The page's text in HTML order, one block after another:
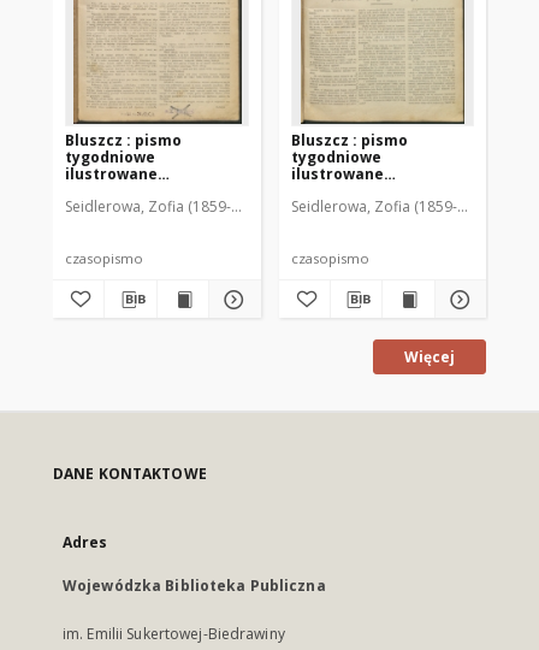
Bluszcz : pismo
tygodniowe
ilustrowane
kobiecym, 1912 R. 48, nr
Seidlerowa, Zofia (1859-1919). Red. i Wyd.
czasopismo
Bluszcz : pismo
tygodniowe
ilustrowane
kobiecym, 1912 R. 48, nr
Seidlerowa, Zofia (1859-1919). Red.
czasopismo
Więcej
DANE KONTAKTOWE
Adres
Wojewódzka Biblioteka Publiczna
im. Emilii Sukertowej-Biedrawiny